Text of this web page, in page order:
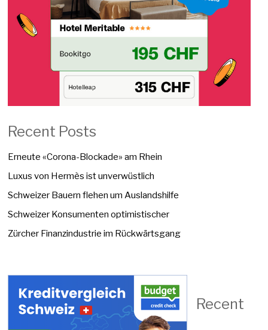
Recent Posts
Erneute «Corona-Blockade» am Rhein
Luxus von Hermès ist unverwüstlich
Schweizer Bauern flehen um Auslandshilfe
Schweizer Konsumenten optimistischer
Zürcher Finanzindustrie im Rückwärtsgang
Recent